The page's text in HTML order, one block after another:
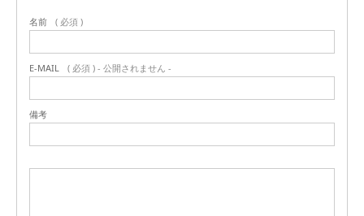
名前 ( 必須 )
E-MAIL ( 必須 ) - 公開されません -
備考